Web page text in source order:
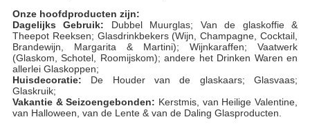
Onze hoofdproducten zijn:
Dagelijks Gebruik: Dubbel Muurglas; Van de glaskoffie &
Theepot Reeksen; Glasdrinkbekers (Wijn, Champagne, Cocktail,
Brandewijn, Margarita & Martini); Wijnkaraffen; Vaatwerk
(Glaskom, Schotel, Roomijskom); andere het Drinken Waren en
allerlei Glaskoppen;
Huisdecoratie: De Houder van de glaskaars; Glasvaas;
Glaskruik;
Vakantie & Seizoengebonden: Kerstmis, van Heilige Valentine,
van Halloween, van de Lente & van de Daling Glasproducten.